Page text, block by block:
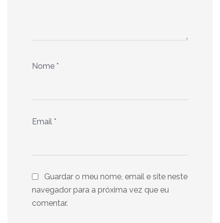
Nome *
Email *
Guardar o meu nome, email e site neste
navegador para a próxima vez que eu
comentar.